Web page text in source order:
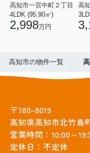
高知市一宮中町２丁目
4LDK (95.90㎡)
2,998万円
高
高知市の物件一覧
〒780-8019
高知県高知市北竹島
営業時間：10:00～
定休日：不定休